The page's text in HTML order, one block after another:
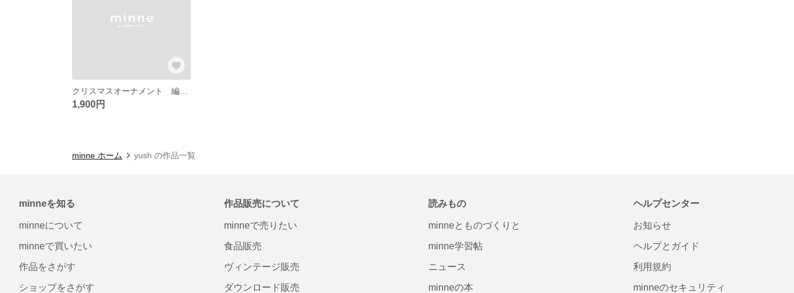
1,900円
minne ホーム yush の作品一覧
minneを知る
minneについて
minneで買いたい
作品をさがす
ショップをさがす
作品販売について
minneで売りたい
食品販売
ヴィンテージ販売
ダウンロード販売
読みもの
minneとものづくりと
minne学習帖
ニュース
minneの本
ヘルプセンター
お知らせ
ヘルプとガイド
利用規約
minneのセキュリティ